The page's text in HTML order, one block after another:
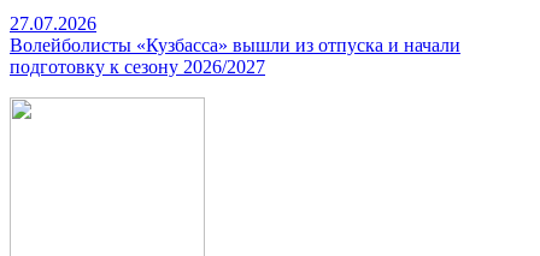
27.07.2026
Волейболисты «Кузбасса» вышли из отпуска и начали
подготовку к сезону 2026/2027